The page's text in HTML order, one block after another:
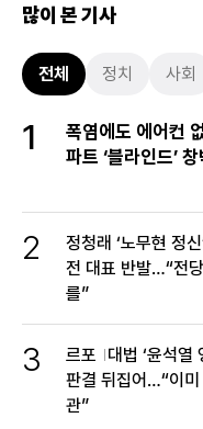
많이 본 기사
전체 정치 사회
1
폭염에도 에어컨
파트 ‘블라인드’ 창
2
정청래 ‘노무현 정
전 대표 반발…“전
를”
3 르포
대법 ‘윤석열
판결 뒤집어…“이미
관”